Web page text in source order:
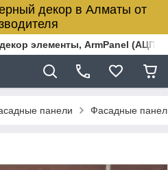
декор в Алматы от
элементы, ArmPanel
панели Фасадные